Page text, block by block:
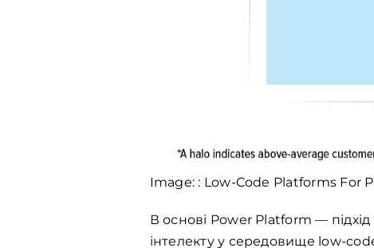
Image: : Low-Code Platforms For
В основі Power Platform —
інтелекту у середовище low-